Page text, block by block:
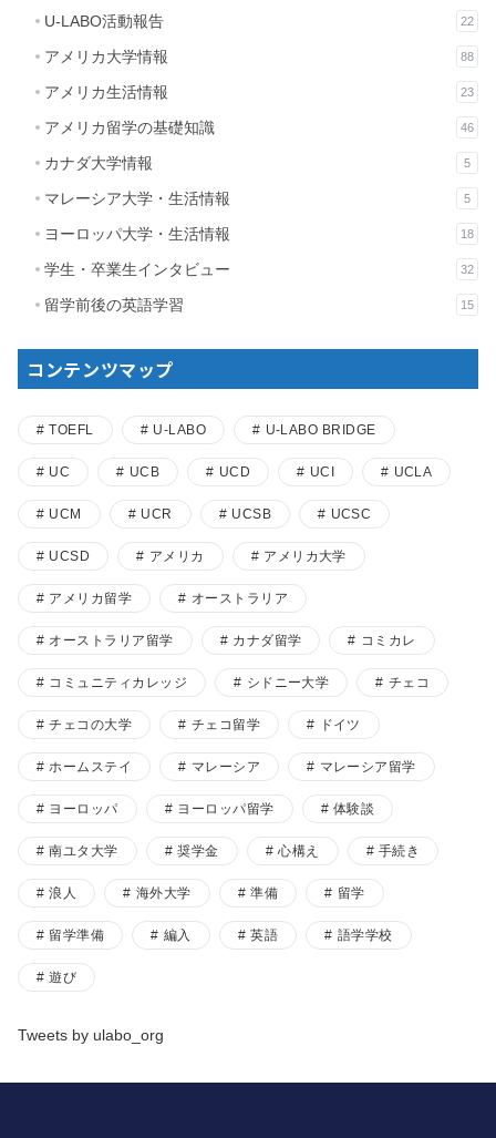
U-LABO活動報告 22
アメリカ大学情報 88
アメリカ生活情報 23
アメリカ留学の基礎知識 46
カナダ大学情報 5
マレーシア大学・生活情報 5
ヨーロッパ大学・生活情報 18
学生・卒業生インタビュー 32
留学前後の英語学習 15
コンテンツマップ
TOEFL U-LABO U-LABO BRIDGE
UC UCB UCD UCI UCLA
UCM UCR UCSB UCSC
UCSD アメリカ アメリカ大学
アメリカ留学 オーストラリア
オーストラリア留学 カナダ留学 コミカレ
コミュニティカレッジ シドニー大学 チェコ
チェコの大学 チェコ留学 ドイツ
ホームステイ マレーシア マレーシア留学
ヨーロッパ ヨーロッパ留学 体験談
南ユタ大学 奨学金 心構え 手続き
浪人 海外大学 準備 留学
留学準備 編入 英語 語学学校
遊び
Tweets by ulabo_org